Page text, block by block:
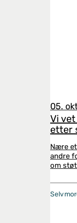
05.
Vi
etter
Nære
andre
om